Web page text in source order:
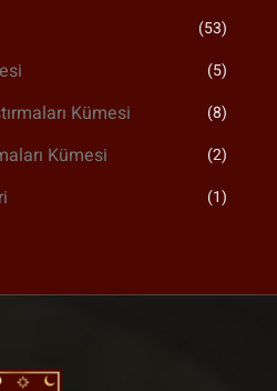
(53)
(5)
Kümesi (8)
Kümesi (2)
(1)